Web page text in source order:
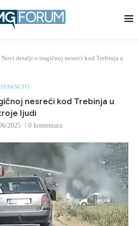
Novi detalji o tragičnoj nesreći kod Trebinja u
nesreći kod Trebinja u
ljudi
2025 0 komentara